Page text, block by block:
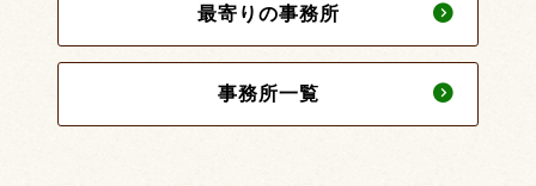
最寄りの事務所
事務所一覧